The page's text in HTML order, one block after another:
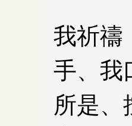
我祈禱
手、我
所是、